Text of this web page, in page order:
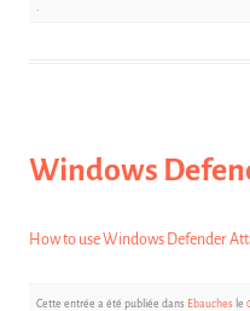
.
Windows
How to use Windows Defender
Cette entrée a été publiée dans Ebauches le